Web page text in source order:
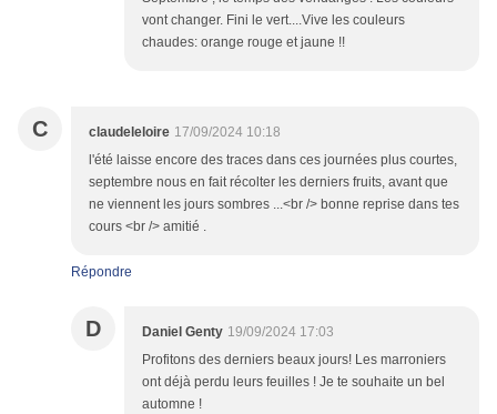
vont changer. Fini le vert....Vive les couleurs
chaudes: orange rouge et jaune !!
C claudeleloire 17/09/2024 10:18
l'été laisse encore des traces dans ces journées plus courtes,
septembre nous en fait récolter les derniers fruits, avant que
ne viennent les jours sombres ...<br /> bonne reprise dans tes
cours <br /> amitié .
Répondre
D Daniel Genty 19/09/2024 17:03
Profitons des derniers beaux jours! Les marroniers
ont déjà perdu leurs feuilles ! Je te souhaite un bel
automne !